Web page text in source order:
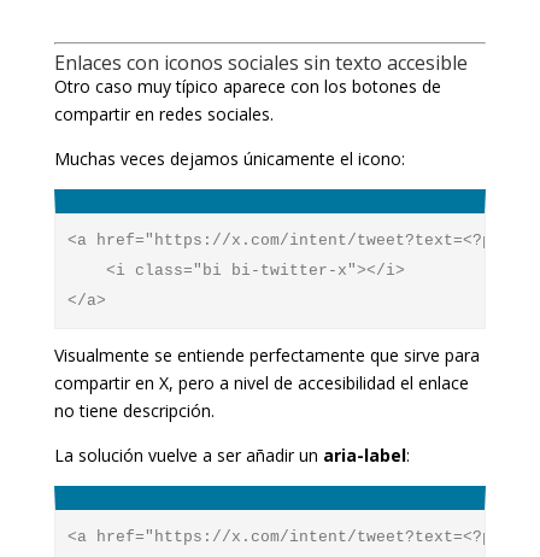
Enlaces con iconos sociales sin texto accesible
Otro caso muy típico aparece con los botones de
compartir en redes sociales.
Muchas veces dejamos únicamente el icono:
<a href="https://x.com/intent/tweet?text=<?php
    <i class="bi bi-twitter-x"></i>
Visualmente se entiende perfectamente que sirve para
compartir en X, pero a nivel de accesibilidad el enlace
no tiene descripción.
La solución vuelve a ser añadir un aria-label:
<a href="https://x.com/intent/tweet?text=<?php